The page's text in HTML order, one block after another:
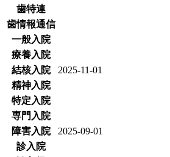
歯特連
歯情報通信
一般入院
療養入院
結核入院
2025-11-01
精神入院
特定入院
専門入院
障害入院
2025-09-01
診入院